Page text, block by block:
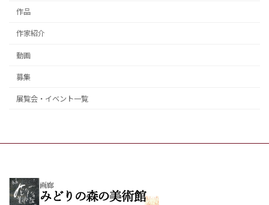
作品
作家紹介
動画
募集
展覧会・イベント一覧